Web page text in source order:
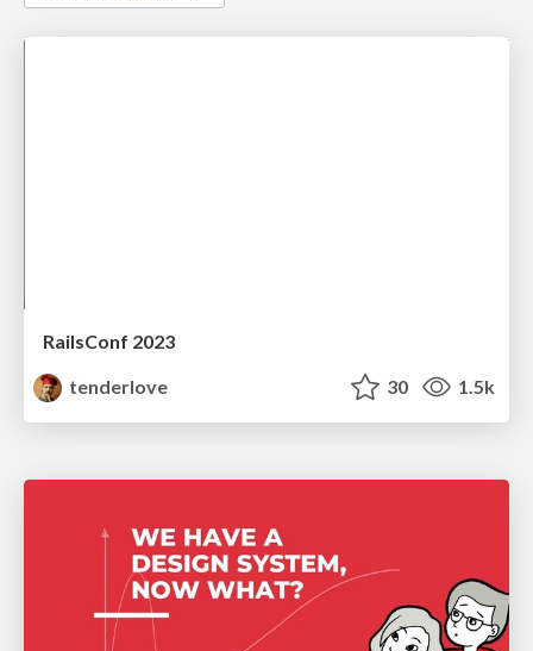
RailsConf 2023
tenderlove
30 1.5k